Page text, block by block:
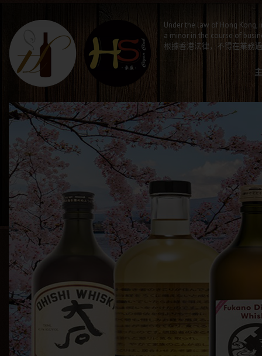
Under the law of Hong
a minor in the course of
根據香港法律，不得在業務